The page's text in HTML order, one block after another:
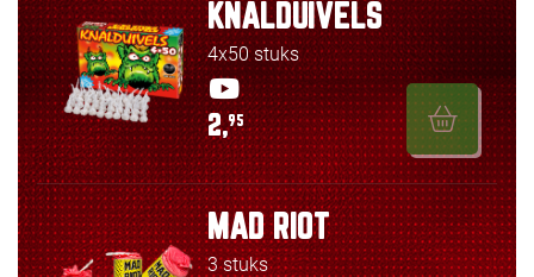
KNALDUIVELS
4x50 stuks
2,95
MAD RIOT
3 stuks